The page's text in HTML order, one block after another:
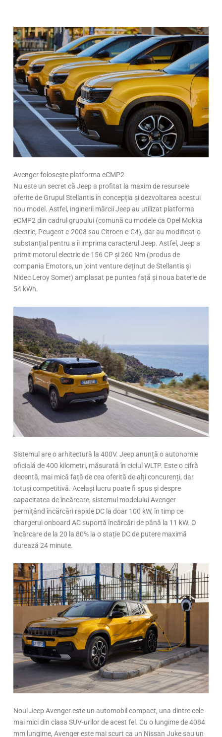
Avenger folosește platforma eCMP2
Nu este un secret că Jeep a profitat la maxim de resursele
oferite de Grupul Stellantis în concepția și dezvoltarea acestui
nou model. Astfel, inginerii mărcii Jeep au utilizat platforma
eCMP2 din cadrul grupului (comună cu modele ca Opel Mokka
electric, Peugeot e-2008 sau Citroen e-C4), dar au modificat-o
substanțial pentru a îi imprima caracterul Jeep. Astfel, Jeep a
primit motorul electric de 156 CP și 260 Nm (produs de
compania Emotors, un joint venture deținut de Stellantis și
Nidec Leroy Somer) amplasat pe puntea față și noua baterie de
54 kWh.
Sistemul are o arhitectură la 400V. Jeep anunță o autonomie
oficială de 400 kilometri, măsurată în ciclul WLTP. Este o cifră
decentă, mai mică față de cea oferită de alți concurenți, dar
totuși competitivă. Același lucru poate fi spus și despre
capacitatea de încărcare, sistemul modelului Avenger
permițând încărcări rapide DC la doar 100 kW, în timp ce
chargerul onboard AC suportă încărcări de până la 11 kW. O
încărcare de la 20 la 80% la o stație DC de putere maximă
durează 24 minute.
Noul Jeep Avenger este un automobil compact, una dintre cele
mai mici din clasa SUV-urilor de acest fel. Cu o lungime de 4084
mm lungime, Avenger este mai scurt ca un Nissan Juke sau un